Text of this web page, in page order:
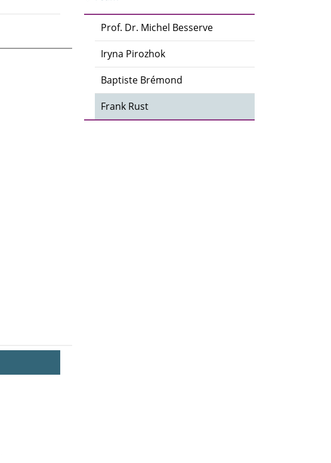
Prof. Dr. Michel Besserve
Iryna Pirozhok
Baptiste Brémond
Frank Rust